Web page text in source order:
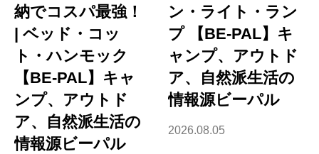
納でコスパ最強！
| ベッド・コッ
ト・ハンモック
【BE-PAL】キャ
ンプ、アウトド
ア、自然派生活の
情報源ビーパル
ン・ライト・ラン
プ 【BE-PAL】キ
ャンプ、アウトド
ア、自然派生活の
情報源ビーパル
2026.08.05